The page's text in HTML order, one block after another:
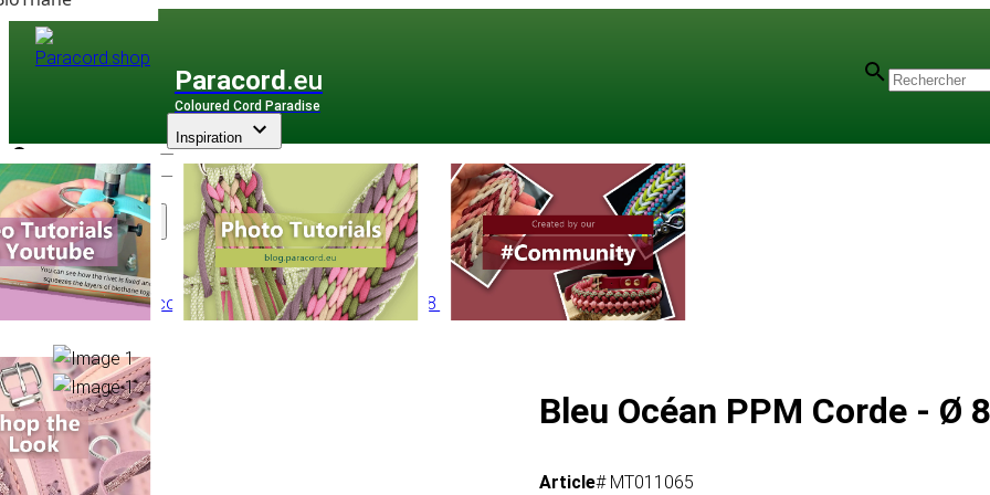
Paracord .eu
Coloured Cord Paradise
Assortiment
Inspiration
PPM Multicorde/PPM Basic Ronde/Ronde Ø 8 mm
Bleu Océan PPM Corde - Ø
Article# MT011065